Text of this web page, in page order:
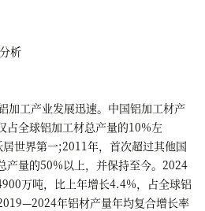
析
工产业发展迅速。中国铝加工材产
占全球铝加工材总产量的10%左
世界第一;2011年，首次超过其他国
产量的50%以上，并保持至今。2024
万吨，比上年增长4.4%，占全球铝
年铝材产量年均复合增长率